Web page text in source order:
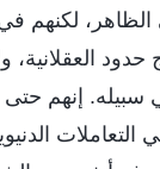
الظاهر، لكنهم
العقلانية،
إنهم حتى